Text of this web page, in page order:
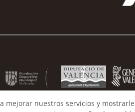
mejorar nuestros servicios y